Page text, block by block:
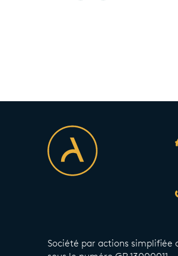
Société par actions simplifiée